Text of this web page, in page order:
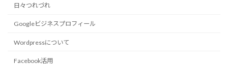
日々つれづれ
Googleビジネスプロフィール
Wordpressについて
Facebook活用